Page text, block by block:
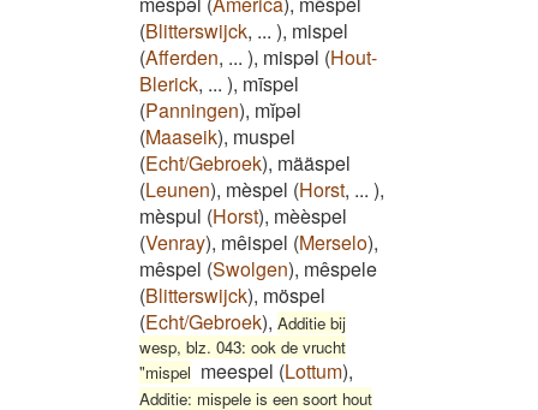
(Blitterswijck, ... ), mispel
(Afferden, ... ), mispəl (Hout-
Blerick, ... ), mīspel
(Panningen), mĭpəl
(Maaseik), muspel
(Echt/Gebroek), määspel
(Leunen), mèspel (Horst, ... ),
mèspul (Horst), mèèspel
(Venray), mêispel (Merselo),
mêspel (Swolgen), mêspele
(Blitterswijck), möspel
(Echt/Gebroek), Additie bij
wesp, blz. 043: ook de vrucht
"mispel meespel (Lottum),
Additie: mispele is een soort hout